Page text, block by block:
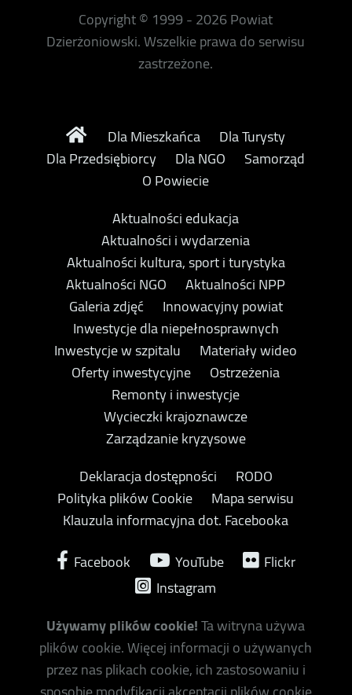
Copyright © 1999 - 2026 Powiat
Dzierżoniowski. Wszelkie prawa do serwisu
zastrzeżone.
Dla Mieszkańca
Dla Turysty
Dla Przedsiębiorcy
Dla NGO
Samorząd
O Powiecie
Aktualności edukacja
Aktualności i wydarzenia
Aktualności kultura, sport i turystyka
Aktualności NGO
Aktualności NPP
Galeria zdjęć
Innowacyjny powiat
Inwestycje dla niepełnosprawnych
Inwestycje w szpitalu
Materiały wideo
Oferty inwestycyjne
Ostrzeżenia
Remonty i inwestycje
Wycieczki krajoznawcze
Zarządzanie kryzysowe
Deklaracja dostępności
RODO
Polityka plików Cookie
Mapa serwisu
Klauzula informacyjna dot. Facebooka
Facebook
YouTube
Flickr
Instagram
Używamy plików cookie!Ta witryna używa
plików cookie. Więcej informacji o używanych
przez nas plikach cookie, ich zastosowaniu i